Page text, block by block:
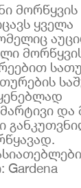
მორწყვის
ყველა
Gardena